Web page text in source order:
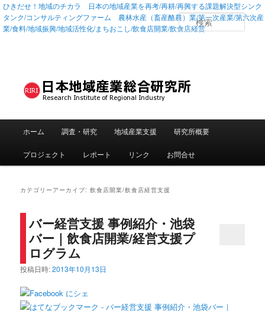
ひきだせ！地域のチカラ 日本の地域産業を再考/再耕/再興する課題解決型シンク
タンク/コンサルティングファーム 農林水産（畜産酪農）業/第一次産業/第六次産
業/食料/地域振興/地域活性化/まちおこし/飲食店開業/飲食店経営
検
索
メインコンテンツへ移動
サブコンテンツへ移動
ホーム 調査・研究 地域産業支援 研究所概要
プロジェクト レポート リンク お問合せ
カテゴリーアーカイブ:飲食店開業/飲食店経営支援
バー経営支援 事例紹介・池袋
バー｜飲食店開業/経営支援プ
ログラム
投稿日時:2013年10月13日